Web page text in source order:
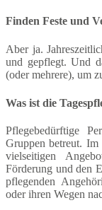
Finden Feste und
Aber ja.
und gepflegt. Und
(oder mehrere), um
Was ist die
Pflegebedürftige
Gruppen betreut.
vielseitigen
Förderung und den
pflegenden
oder ihren Wegen